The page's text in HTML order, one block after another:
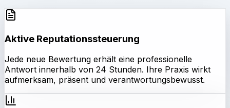
Aktive Reputationssteuerung
Jede neue Bewertung erhält eine professionelle
Antwort innerhalb von 24 Stunden. Ihre Praxis wirkt
aufmerksam, präsent und verantwortungsbewusst.